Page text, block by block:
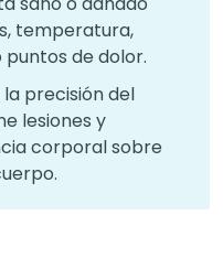
temperatura,
de dolor.
precisión del
lesiones y
corporal sobre